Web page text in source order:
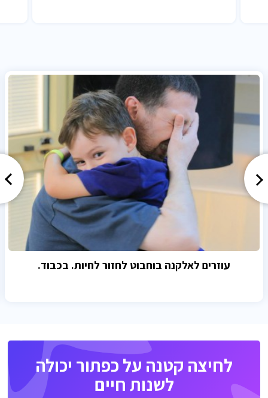
עוזרים לאלקנה בוחבוט לחזור לחיות. בכבוד.
לחיצה קטנה על כפתור יכולה
לשנות חיים